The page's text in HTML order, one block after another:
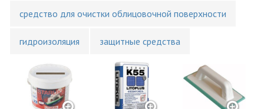
средство для очистки облицовочной поверхности
гидроизоляция защитные средства